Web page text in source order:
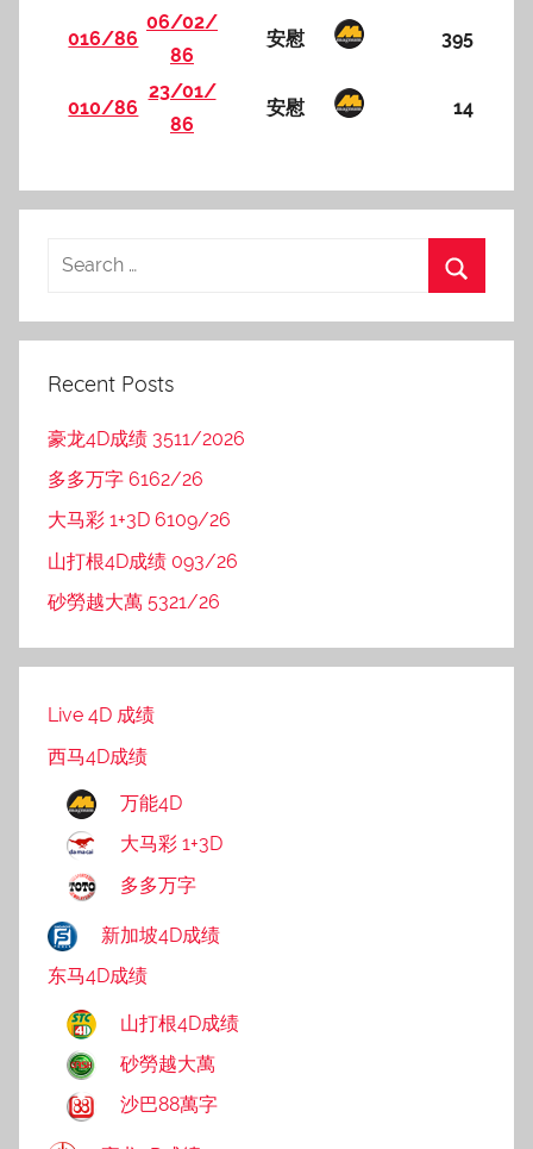
016/86
06/02/
86
安慰 395
010/86
23/01/
86
安慰 14
Recent Posts
豪龙4D成绩 3511/2026
多多万字 6162/26
大马彩 1+3D 6109/26
山打根4D成绩 093/26
砂勞越大萬 5321/26
Live 4D 成绩
西马4D成绩
万能4D
大马彩 1+3D
多多万字
新加坡4D成绩
东马4D成绩
山打根4D成绩
砂勞越大萬
沙巴88萬字